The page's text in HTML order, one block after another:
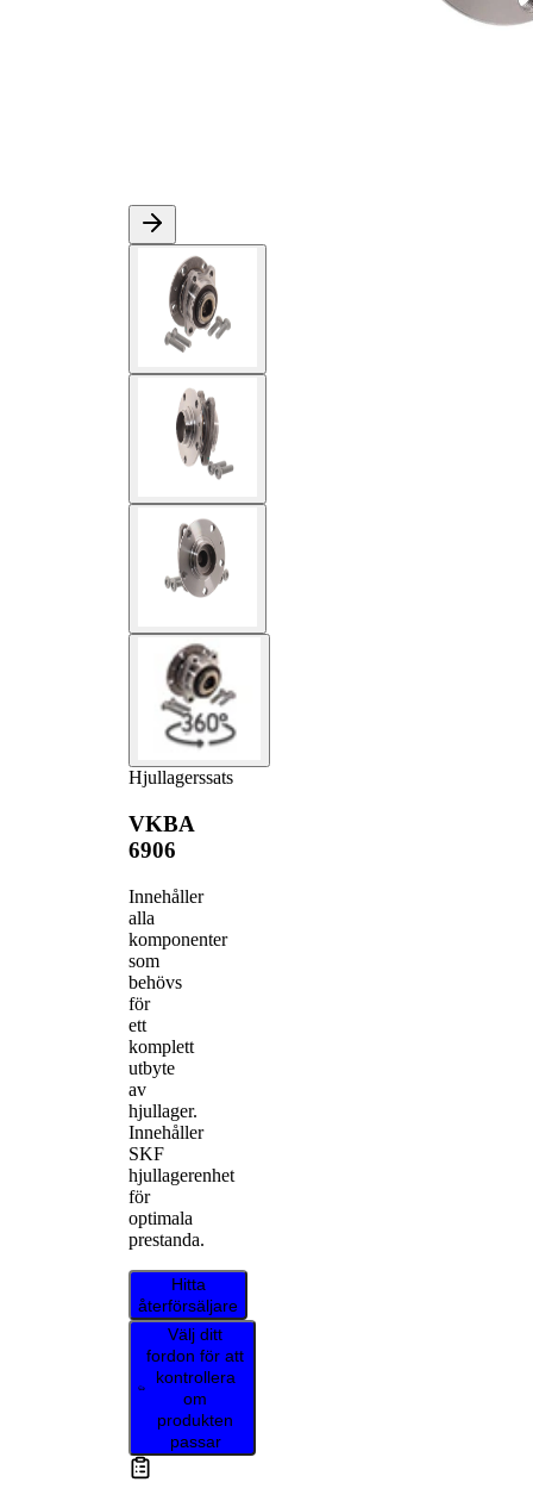
Hjullagerssats
VKBA
6906
Innehåller
alla
komponenter
som
behövs
för
ett
komplett
utbyte
av
hjullager.
Innehåller
SKF
hjullagerenhet
för
optimala
prestanda.
Hitta
återförsäljare
Välj ditt
fordon för att
kontrollera
om
produkten
passar